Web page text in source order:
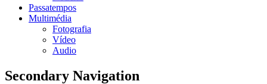
Passatempos
Multimédia
Fotografia
Vídeo
Audio
Secondary Navigation